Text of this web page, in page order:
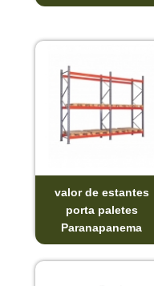
valor de estantes
porta paletes
Paranapanema